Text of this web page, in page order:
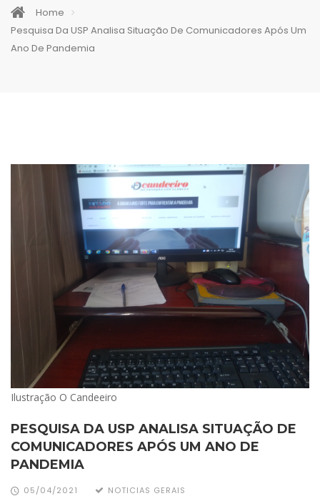
Home
Pesquisa Da USP Analisa Situação De Comunicadores Após Um
Ano De Pandemia
Ilustração O Candeeiro
PESQUISA DA USP ANALISA SITUAÇÃO DE
COMUNICADORES APÓS UM ANO DE
PANDEMIA
05/04/2021 NOTICIAS GERAIS